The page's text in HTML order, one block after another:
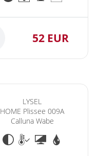
52 EUR
LYSEL
HOME Plissee 009A
Calluna Wabe